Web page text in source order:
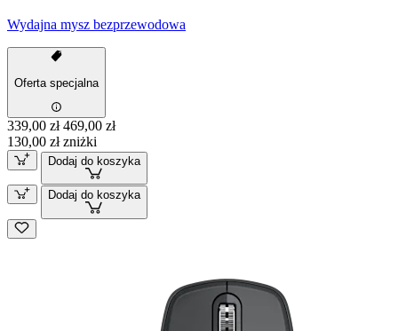
Wydajna mysz bezprzewodowa
Oferta specjalna
339,00 zł 469,00 zł
130,00 zł zniżki
Dodaj do koszyka
Dodaj do koszyka